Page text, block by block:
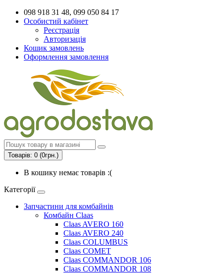
098 918 31 48, 099 050 84 17
Особистий кабінет
Реєстрація
Авторизація
Кошик замовлень
Оформлення замовлення
Товарів: 0 (0грн.)
В кошику немає товарів :(
Категорії
Запчастини для комбайнів
Комбайн Claas
Claas AVERO 160
Claas AVERO 240
Claas COLUMBUS
Claas COMET
Claas COMMANDOR 106
Claas COMMANDOR 108